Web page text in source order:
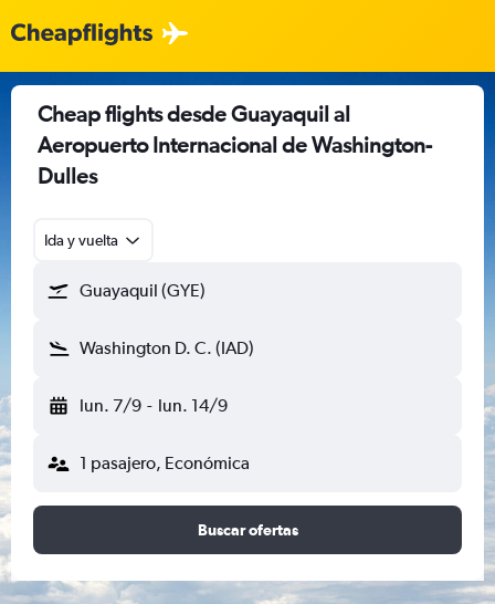
Cheap flights desde Guayaquil al
Aeropuerto Internacional de Washington-
Dulles
Ida y vuelta
Guayaquil (GYE)
Washington D. C. (IAD)
lun. 7/9 - lun. 14/9
1 pasajero, Económica
Buscar ofertas